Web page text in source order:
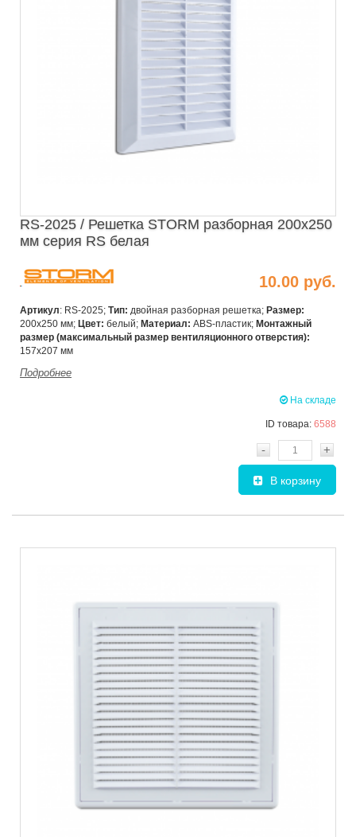
RS-2025 / Решетка STORM разборная 200х250
мм серия RS белая
10.00 руб.
Артикул: RS-2025; Тип: двойная разборная решетка; Размер:
200х250 мм; Цвет: белый; Материал: ABS-пластик; Монтажный
размер (максимальный размер вентиляционного отверстия):
157х207 мм
Подробнее
На складе
ID товара: 6588
- +
В корзину